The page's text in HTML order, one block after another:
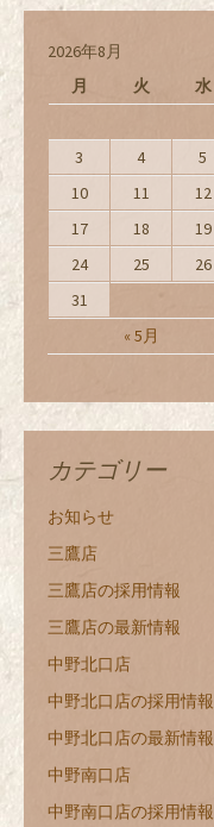
2026年8月
月
火 水
« 5月
3
4 5
10
11 12
17
18 19
24
25 26
31
カテゴリー
お知らせ
三鷹店
三鷹店の採用情報
三鷹店の最新情報
中野北口店
中野北口店の採用情報
中野北口店の最新情報
中野南口店
中野南口店の採用情報